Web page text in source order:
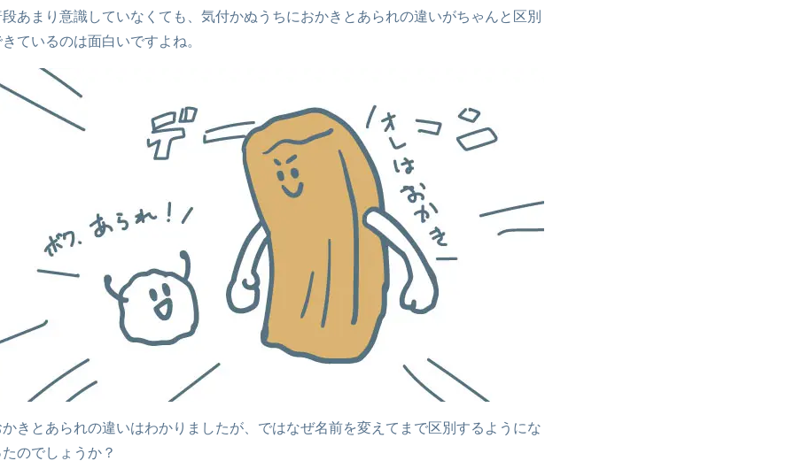
あまり意識していなくても、気付かぬうちにおかきとあられの違いがちゃんと区別
ているのは面白いですよね。
きとあられの違いはわかりましたが、ではなぜ名前を変えてまで区別するようにな
のでしょうか？